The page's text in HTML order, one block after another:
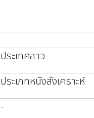
ประเทศลาว
ประเภทหนังสังเคราะห์
-